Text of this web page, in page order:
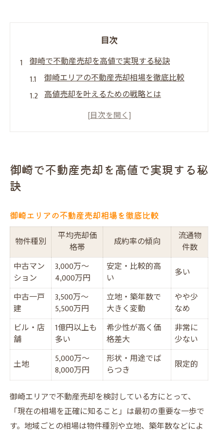
目次
御崎で不動産売却を高値で実現する秘訣
御崎エリアの不動産売却相場を徹底比較
高値売却を叶えるための戦略とは
不動産売却で差がつく集客力の秘密
売主も買主も安心できる不動産売却術
だんらん住宅のサポート体制を比較解説
口コミ評価が高い理由を徹底解明
トラブル回避のために知っておきたいこと
納得の高値売却を目指すなら御崎エリアで
御崎で不動産売却を成功させる条件
高値売却事例から見る成功のポイント
相場を把握して有利に売却する方法
だんらん住宅のプレミアム仲介の強み
売却タイミングの見極め方とコツ
売主の満足度を重視した不動産売却術
満足度の高い不動産売却を実現する流れ
売主目線で考えるサポート体験
売却後の生活設計も安心サポート
口コミが物語るだんらん住宅の魅力
御崎で不動産売却を高値で実現する秘
訣
御崎エリアの不動産売却相場を徹底比較
物件種別
平均売却価
格帯
成約率の傾向
流通物
件数
中古マン
ション
3,000万〜
4,000万円
安定・比較的高
い
多い
中古一戸
建
3,500万〜
5,500万円
立地・築年数で
大きく変動
やや少
なめ
ビル・店
舗
1億円以上も
多い
希少性が高く価
格差大
非常に
少ない
土地
5,000万〜
8,000万円
形状・用途でば
らつき
限定的
御崎エリアで不動産売却を検討している方にとって、
「現在の相場を正確に知ること」は最初の重要な一歩で
す。地域ごとの相場は物件種別や立地、築年数などによ